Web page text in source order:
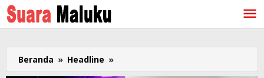
Lewati
ke
konten
Beranda » Headline »
di